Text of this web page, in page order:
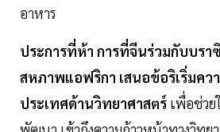
อาหาร
ประการที่ห้า การที่จีนร่วมกับบรา
สหภาพแอฟริกา เสนอข้อริเริ่มคว
ประเทศด้านวิทยาศาสตร์ เพื่อช่วย